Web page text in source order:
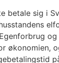
betale sig i
økonomien,